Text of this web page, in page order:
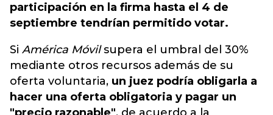
participación en la firma hasta el 4 de
septiembre tendrían permitido votar.
Si América Móvilsupera el umbral del 30%
mediante otros recursos además de su
oferta voluntaria, un juez podría obligarla a
hacer una oferta obligatoria y pagar un